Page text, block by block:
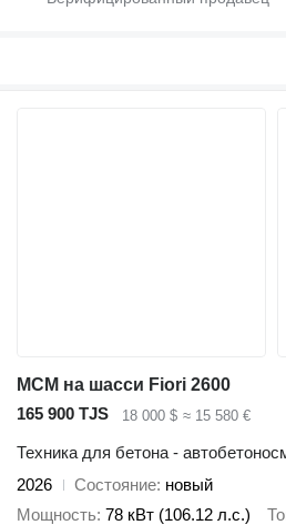
MCМ на шасси Fiori 2600
165 900 TJS
18 000 $ ≈ 15 580 €
Техника для бетона -
2026
Состояние новый
Мощность 78 кВт (106.12 л.с.)